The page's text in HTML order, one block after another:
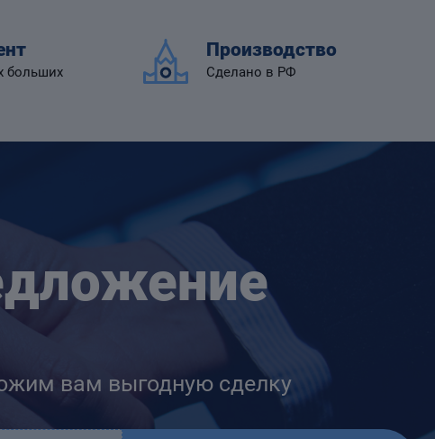
больших
Производство
Сделано в РФ
вам выгодную сделку